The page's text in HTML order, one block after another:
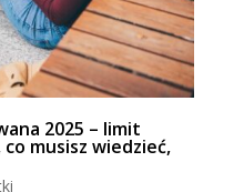
2025 – limit
musisz wiedzieć,